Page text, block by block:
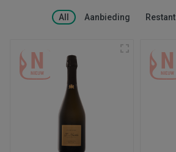
All Aanbieding Restant